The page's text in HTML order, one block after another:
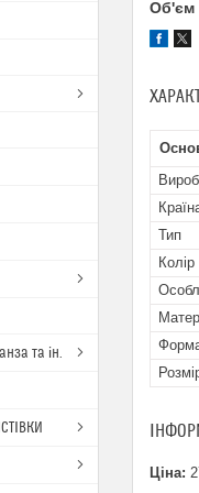
Об'єм
Тип
Колір
Ціна:
та ін.